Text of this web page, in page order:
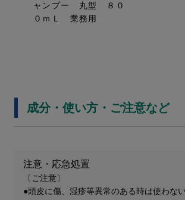
ャンプー 丸型 ８０
０ｍＬ 業務用
成分・使い方・ご注意など
注意・応急処置
〔ご注意〕
●頭皮に傷、湿疹等異常のある時は使わな